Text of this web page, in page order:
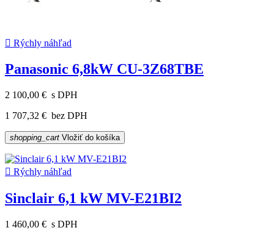
 Rýchly náhľad
Panasonic 6,8kW CU-3Z68TBE
2 100,00 € s DPH
1 707,32 € bez DPH
shopping_cart Vložiť do košíka
 Rýchly náhľad
Sinclair 6,1 kW MV-E21BI2
1 460,00 € s DPH